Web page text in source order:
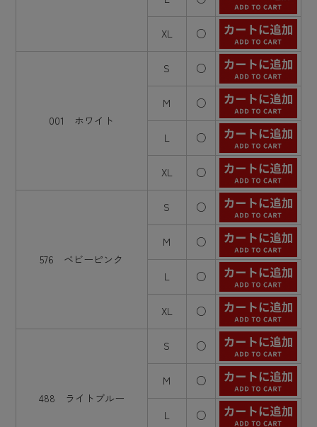
XL ○
001 ホワイト
S ○
M ○
L ○
XL ○
576 ベビーピンク
S ○
M ○
L ○
XL ○
488 ライトブルー
S ○
M ○
L ○